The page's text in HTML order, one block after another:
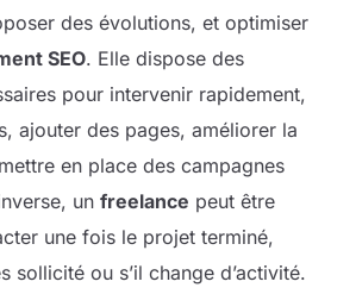
des évolutions, et optimiser
SEO. Elle dispose des
pour intervenir rapidement,
ajouter des pages, améliorer la
en place des campagnes
unfreelance peut être
une fois le projet terminé,
sollicité ou s’il change d’activité.